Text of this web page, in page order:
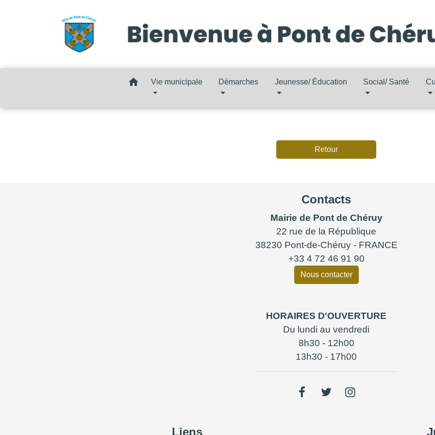
home Vie municipale Démarches Jeunesse/ Éducation Social/ Santé
Retour
Contacts
Mairie de Pont de Chéruy
22 rue de la République
38230 Pont-de-Chéruy - FRANCE
+33 4 72 46 91 90
Nous contacter
HORAIRES D'OUVERTURE
Du lundi au vendredi
8h30 - 12h00
13h30 - 17h00
Liens